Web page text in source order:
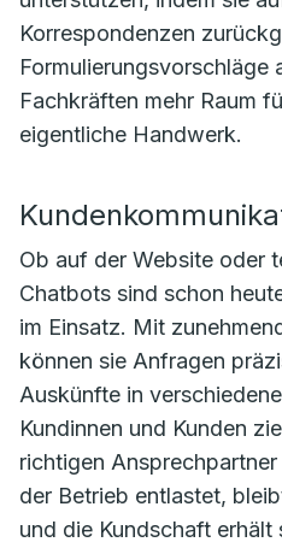
Korrespondenzen
Formulierungsvorschläge
Fachkräften mehr Raum
eigentliche Handwerk.
Ob auf der Website oder
Chatbots sind schon
im Einsatz. Mit
können sie Anfragen
Auskünfte in
Kundinnen und Kunden
richtigen
der Betrieb entlastet,
und die Kundschaft